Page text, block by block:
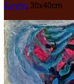
Acrylic, 30x40cm